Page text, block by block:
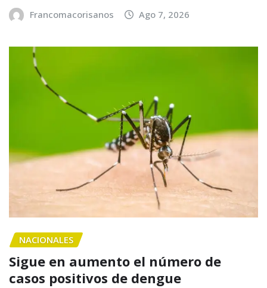
Francomacorisanos Ago 7, 2026
NACIONALES
Sigue en aumento el número de
casos positivos de dengue